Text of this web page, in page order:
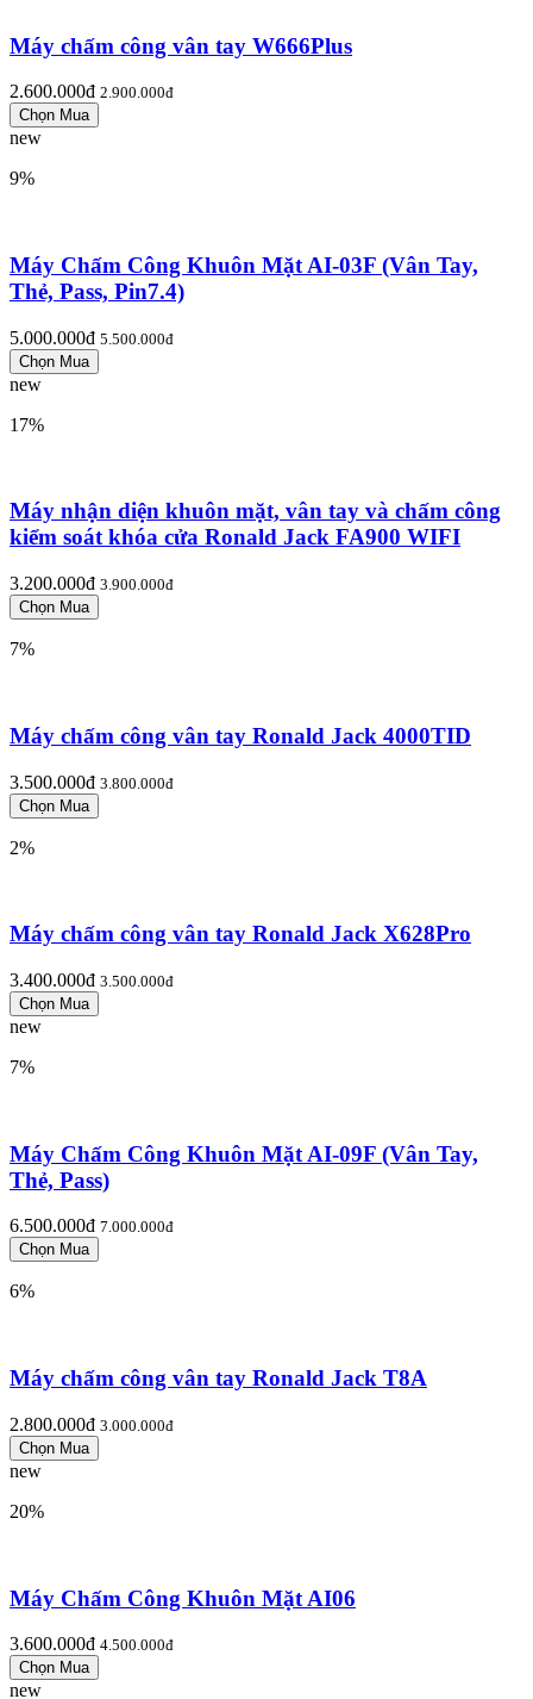
Máy chấm công vân tay W666Plus
2.600.000đ 2.900.000đ
new
9%
Máy Chấm Công Khuôn Mặt AI-03F (Vân Tay,
Thẻ, Pass, Pin7.4)
5.000.000đ 5.500.000đ
new
17%
Máy nhận diện khuôn mặt, vân tay và chấm công
kiểm soát khóa cửa Ronald Jack FA900 WIFI
3.200.000đ 3.900.000đ
7%
Máy chấm công vân tay Ronald Jack 4000TID
3.500.000đ 3.800.000đ
2%
Máy chấm công vân tay Ronald Jack X628Pro
3.400.000đ 3.500.000đ
new
7%
Máy Chấm Công Khuôn Mặt AI-09F (Vân Tay,
Thẻ, Pass)
6.500.000đ 7.000.000đ
6%
Máy chấm công vân tay Ronald Jack T8A
2.800.000đ 3.000.000đ
new
20%
Máy Chấm Công Khuôn Mặt AI06
3.600.000đ 4.500.000đ
new